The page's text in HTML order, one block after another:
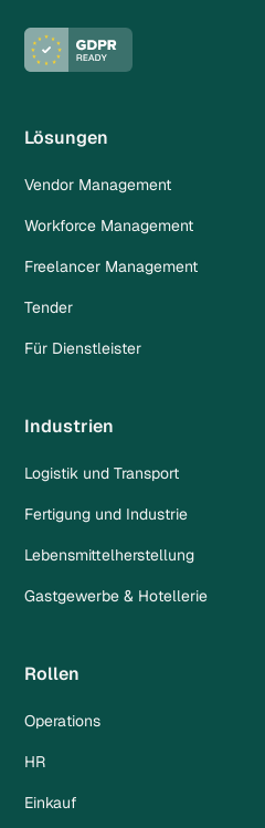
Lösungen
Vendor Management
Workforce Management
Freelancer Management
Tender
Für Dienstleister
Industrien
Logistik und Transport
Fertigung und Industrie
Lebensmittelherstellung
Gastgewerbe & Hotellerie
Rollen
Operations
HR
Einkauf